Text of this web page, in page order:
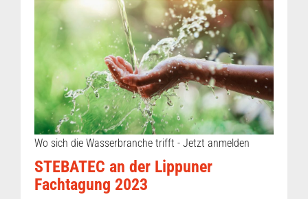
Wo sich die Wasserbranche trifft - Jetzt anmelden
STEBATEC an der Lippuner
Fachtagung 2023